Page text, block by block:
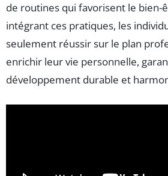
de routines qui favorisent le bien-
intégrant ces pratiques, les
seulement réussir sur le plan
enrichir leur vie personnelle,
développement durable et